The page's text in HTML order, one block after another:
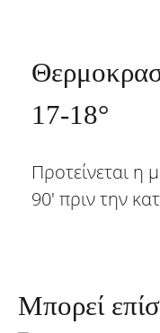
17-18°
Προτείνεται η
90' πριν την
Μπορεί